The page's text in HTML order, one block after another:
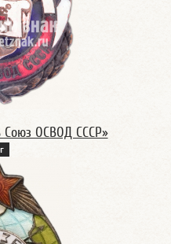
Союз ОСВОД СССР»